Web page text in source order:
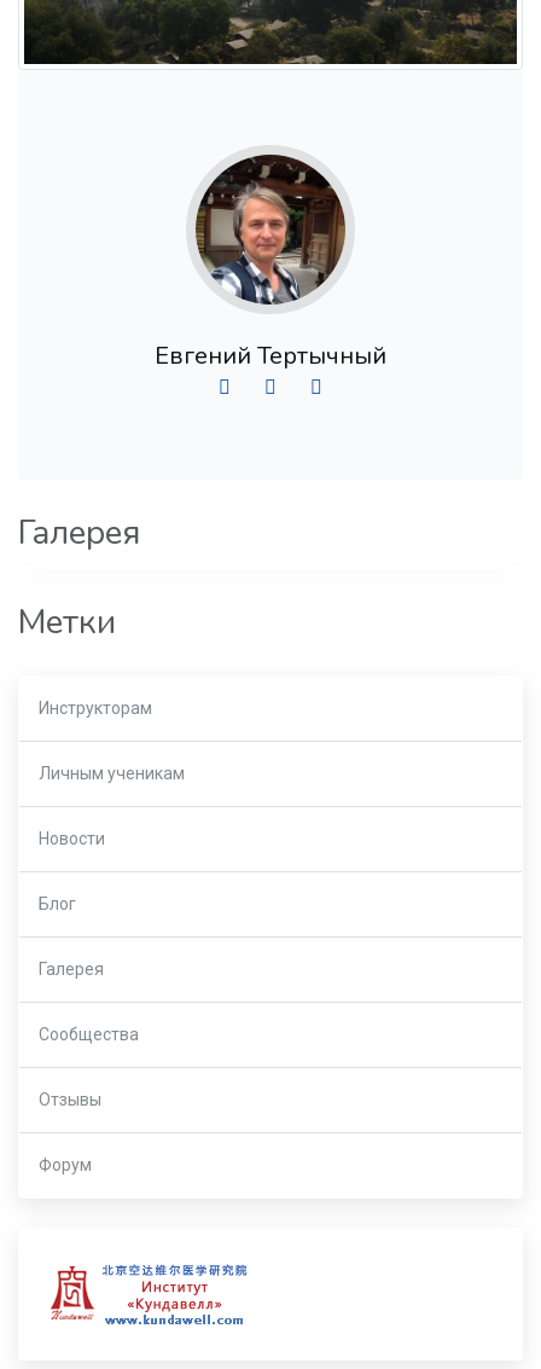
Евгений Тертычный
Галерея
Метки
Инструкторам
Личным ученикам
Новости
Блог
Галерея
Сообщества
Отзывы
Форум